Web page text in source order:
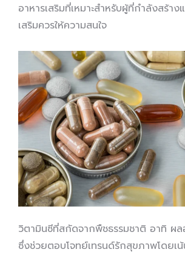
อาหารเสริมที่เหมาะสำหรับผู้ที่กำลังสร้าง
เสริมควรให้ความสนใจ
วิตามินซีที่สกัดจากพืชธรรมชาติ อาทิ ผลอ
ซึ่งช่วยตอบโจทย์เทรนด์รักสุขภาพโดยเ